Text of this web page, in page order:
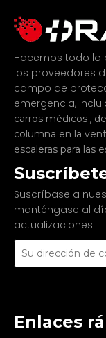
Hacemos todo lo
los proveedores
campo de
emergencia,
carros médicos ,
columna en la
escaleras para las
Suscríbase a
manténgase al
actualizaciones
Enlaces